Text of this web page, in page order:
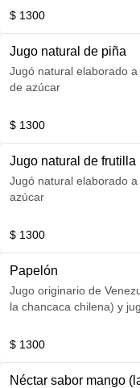
$ 1300
Jugo natural de piña
Jugó natural elaborado
de azúcar
$ 1300
Jugo natural de frutilla
Jugó natural elaborado a base
azúcar
$ 1300
Papelón
Jugo originario de
la chancaca chilena) y
$ 1300
Néctar sabor mango